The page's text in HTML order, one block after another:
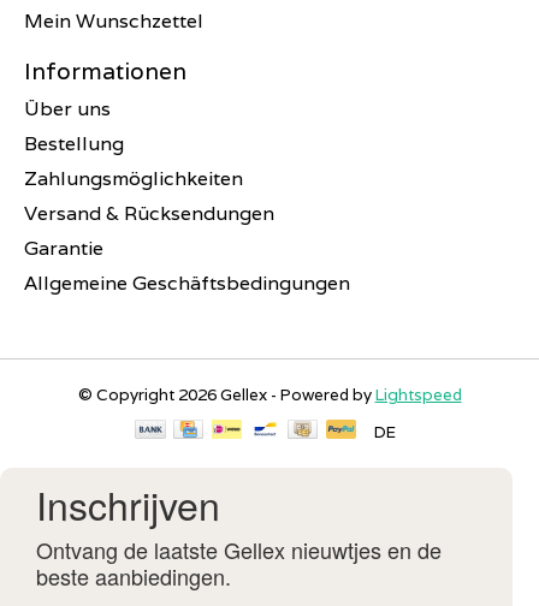
Mein Wunschzettel
Informationen
Über uns
Bestellung
Zahlungsmöglichkeiten
Versand & Rücksendungen
Garantie
Allgemeine Geschäftsbedingungen
© Copyright 2026 Gellex - Powered byLightspeed
DE
Inschrijven
Ontvang de laatste Gellex nieuwtjes en de
beste aanbiedingen.